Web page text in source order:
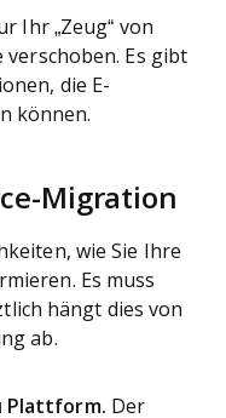
Ihr „Zeug“ von
Es gibt
die E-
können.
Migration
wie Sie Ihre
Es muss
hängt dies von
ab.
Plattform. Der